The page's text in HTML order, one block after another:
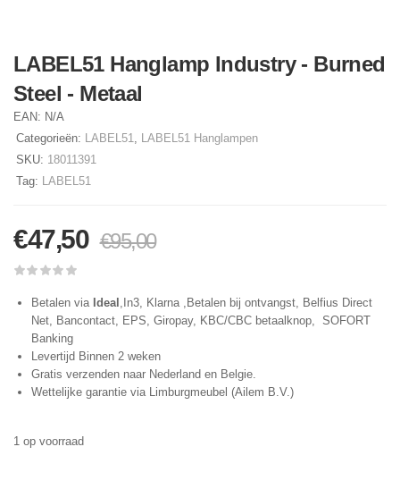
LABEL51 Hanglamp Industry - Burned
Steel - Metaal
EAN: N/A
Categorieën:
LABEL51
LABEL51 Hanglampen
SKU: 18011391
Tag:
LABEL51
€47,50 €95,00
Betalen via Ideal
,In3, Klarna ,Betalen bij ontvangst, Belfius Direct
Net, Bancontact, EPS, Giropay, KBC/CBC betaalknop, SOFORT
Banking
Levertijd Binnen 2 weken
Gratis verzenden naar Nederland en Belgie.
Wettelijke garantie via Limburgmeubel (Ailem B.V.)
1 op voorraad